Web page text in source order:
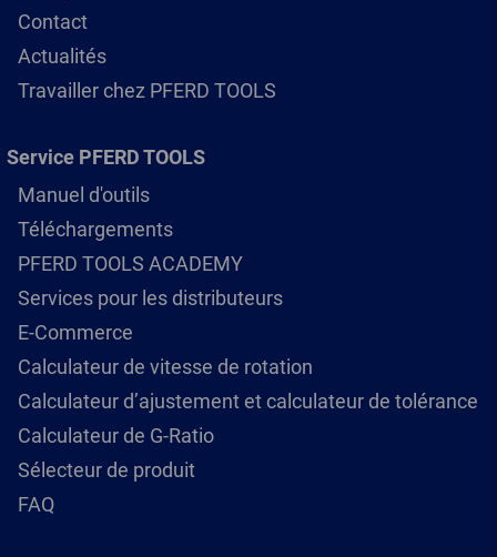
Contact
Actualités
Travailler chez PFERD TOOLS
Service PFERD TOOLS
Manuel d'outils
Téléchargements
PFERD TOOLS ACADEMY
Services pour les distributeurs
E-Commerce
Calculateur de vitesse de rotation
Calculateur d’ajustement et calculateur de tolérance
Calculateur de G-Ratio
Sélecteur de produit
FAQ